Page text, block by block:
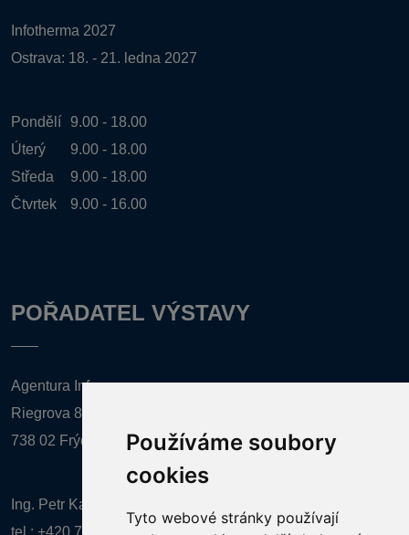
Používáme soubory
cookies
Tyto webové stránky používají
Infotherma 2027
Ostrava: 18. - 21. ledna 2027
Pondělí
9.00 - 18.00
Úterý
9.00 - 18.00
Středa
9.00 - 18.00
Čtvrtek
9.00 - 16.00
POŘADATEL VÝSTAVY
Agentura Inforpres, s.r.o.
Riegrova 857
738 02 Frýdek-Místek
Ing. Petr Kalenda,
tel.: +420 777 080 867 (EN comunication)